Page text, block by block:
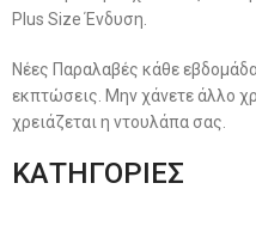
Plus Size Ένδυση.
Νέες Παραλαβές κάθε
εκπτώσεις. Μην χάνετε άλλο
χρειάζεται η ντουλάπα σας.
ΚΑΤΗΓΟΡΙΕΣ